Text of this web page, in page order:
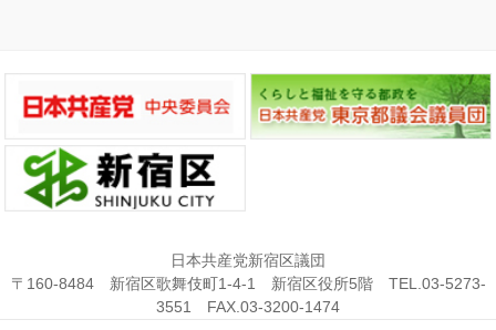
日本共産党新宿区議団
〒160-8484 新宿区歌舞伎町1-4-1 新宿区役所5階 TEL.03-5273-
3551 FAX.03-3200-1474